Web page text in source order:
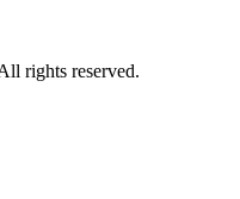
rights reserved.